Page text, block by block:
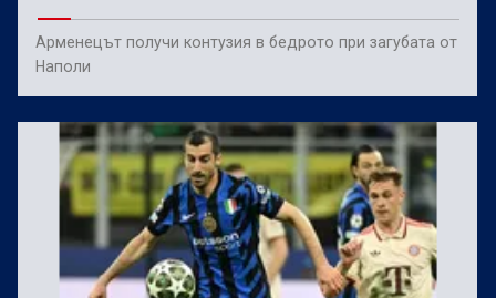
Арменецът получи контузия в бедрото при загубата от
Наполи